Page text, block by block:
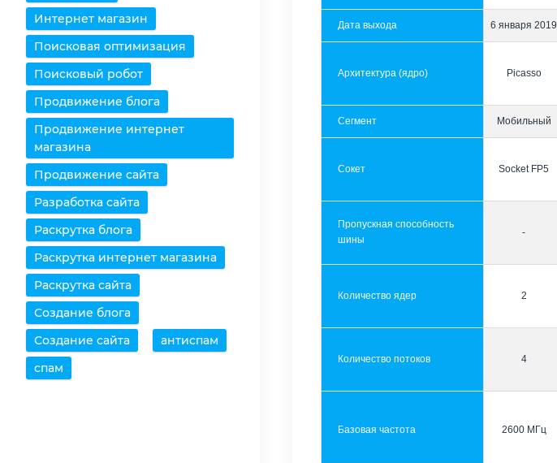
Интернет магазин
Поисковая оптимизация
Поисковый робот
Продвижение блога
Продвижение интернет
магазина
Продвижение сайта
Разработка сайта
Раскрутка блога
Раскрутка интернет магазина
Раскрутка сайта
Создание блога
Создание сайта
антиспам
спам
Дата выхода 6 января 2019
Архитектура (ядро) Picasso
Сегмент Мобильный
Сокет Socket FP5
Пропускная способность
шины
-
Количество ядер 2
Количество потоков 4
Базовая частота 2600 МГц